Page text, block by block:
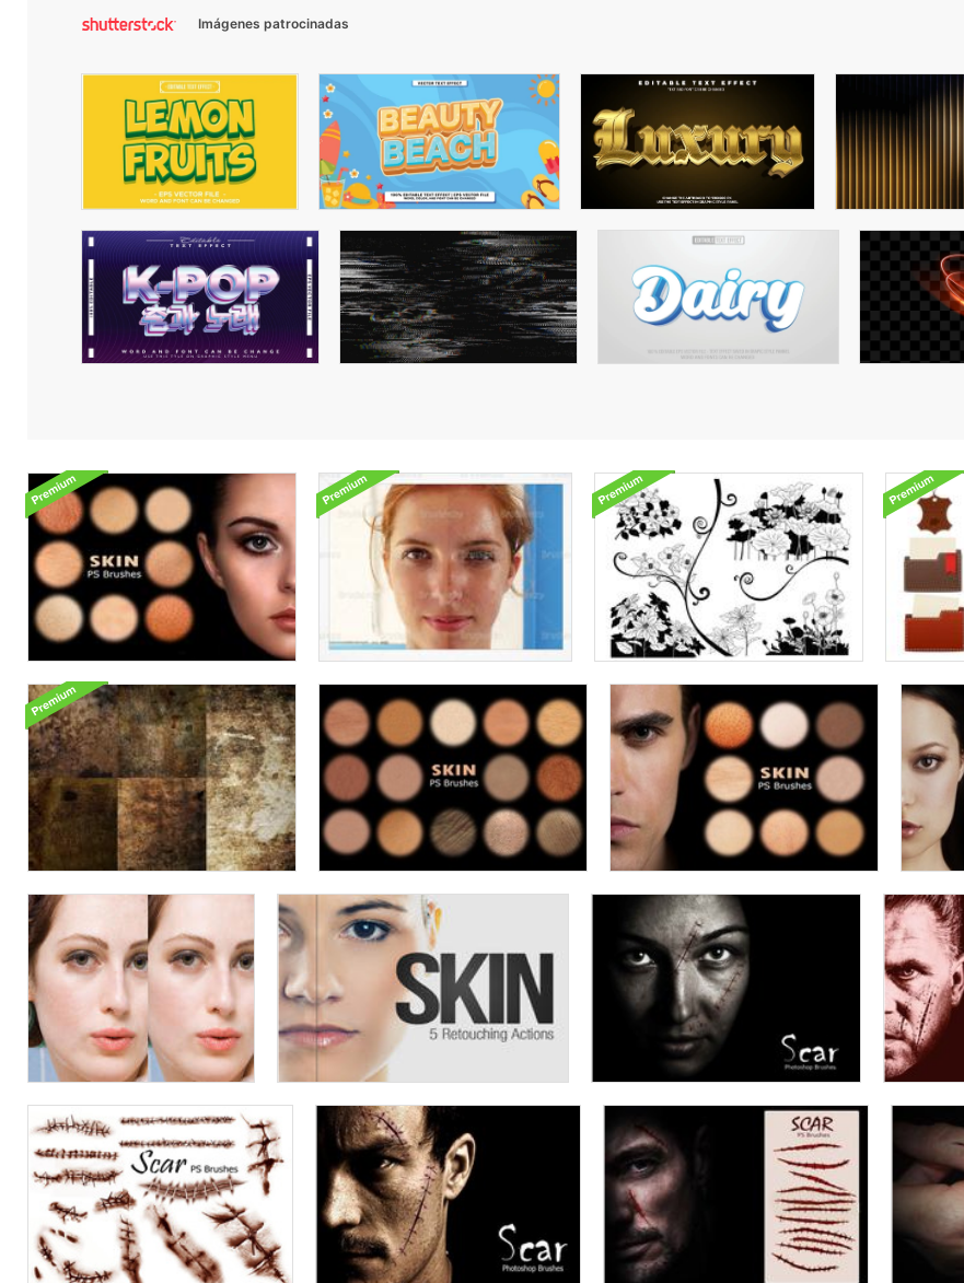
Imágenes patrocinadas